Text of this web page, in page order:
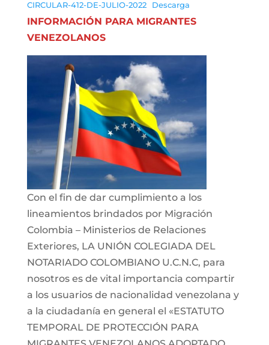
CIRCULAR-412-DE-JULIO-2022 Descarga
INFORMACIÓN PARA MIGRANTES
VENEZOLANOS
Con el fin de dar cumplimiento a los
lineamientos brindados por Migración
Colombia – Ministerios de Relaciones
Exteriores, LA UNIÓN COLEGIADA DEL
NOTARIADO COLOMBIANO U.C.N.C, para
nosotros es de vital importancia compartir
a los usuarios de nacionalidad venezolana y
a la ciudadanía en general el «ESTATUTO
TEMPORAL DE PROTECCIÓN PARA